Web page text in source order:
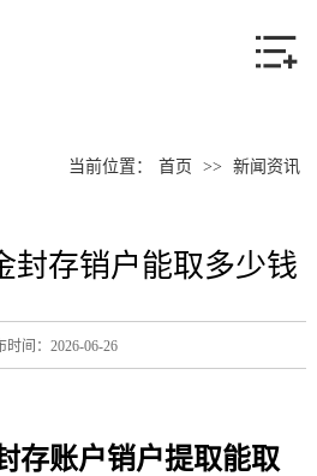
产品中心
当前位置： 首页 >> 新闻资讯
封存销户能取多少钱
时间：2026-06-26
存账户销户提取能取